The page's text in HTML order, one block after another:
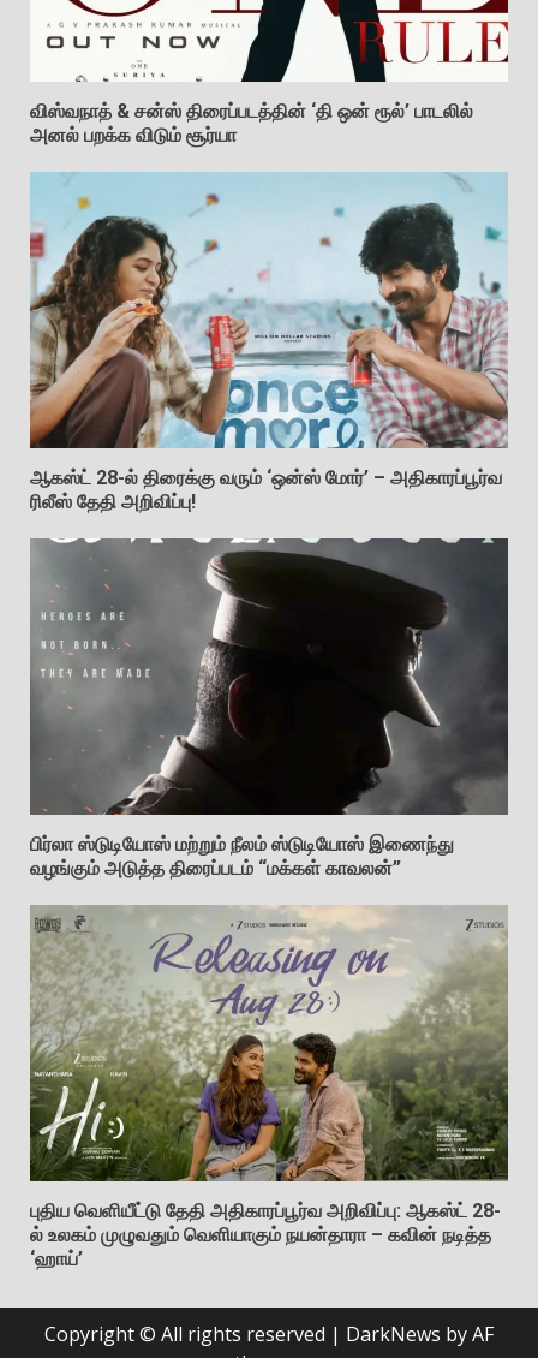
விஸ்வநாத் & சன்ஸ் திரைப்படத்தின் ‘தி ஒன் ரூல்’ பாடலில்
அனல் பறக்க விடும் சூர்யா
ஆகஸ்ட் 28-ல் திரைக்கு வரும் ‘ஒன்ஸ் மோர்’ – அதிகாரப்பூர்வ
ரிலீஸ் தேதி அறிவிப்பு!
பிர்லா ஸ்டுடியோஸ் மற்றும் நீலம் ஸ்டுடியோஸ் இணைந்து
வழங்கும் அடுத்த திரைப்படம் “மக்கள் காவலன்”
புதிய வெளியீட்டு தேதி அதிகாரப்பூர்வ அறிவிப்பு: ஆகஸ்ட் 28-
ல் உலகம் முழுவதும் வெளியாகும் நயன்தாரா – கவின் நடித்த
‘ஹாய்’
Copyright © All rights reserved | DarkNews by AF